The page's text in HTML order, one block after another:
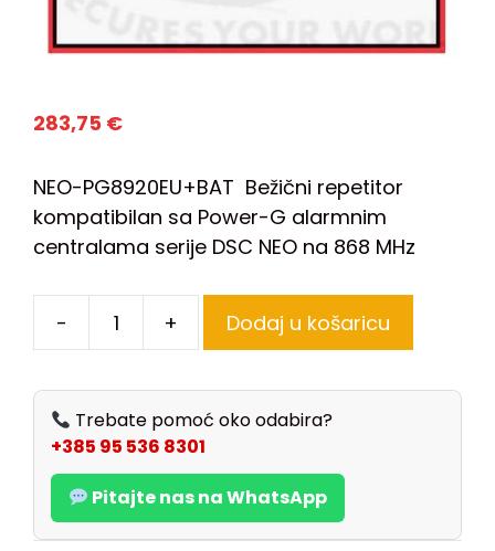
283,75 €
NEO-PG8920EU+BAT Bežični repetitor
kompatibilan sa Power-G alarmnim
centralama serije DSC NEO na 868 MHz
- + Dodaj u košaricu
Trebate pomoć oko odabira?
+385 95 536 8301
Pitajte nas na WhatsApp